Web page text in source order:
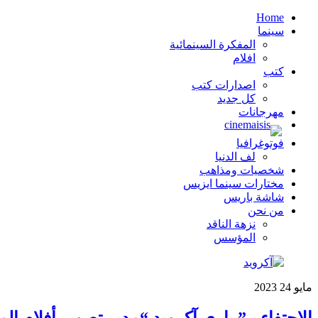
Home
سينما
المفكرة السينمائية
افلام
كتب
اصدارات كتب
كل جديد
مهرجانات
فوتوغرافيا
لف الدنيا
شخصيات ومذاهب
مختارات سينما ايزيس
شاشة باريس
من نحن
نزهة الناقد
المؤسس
مايو 24
2023